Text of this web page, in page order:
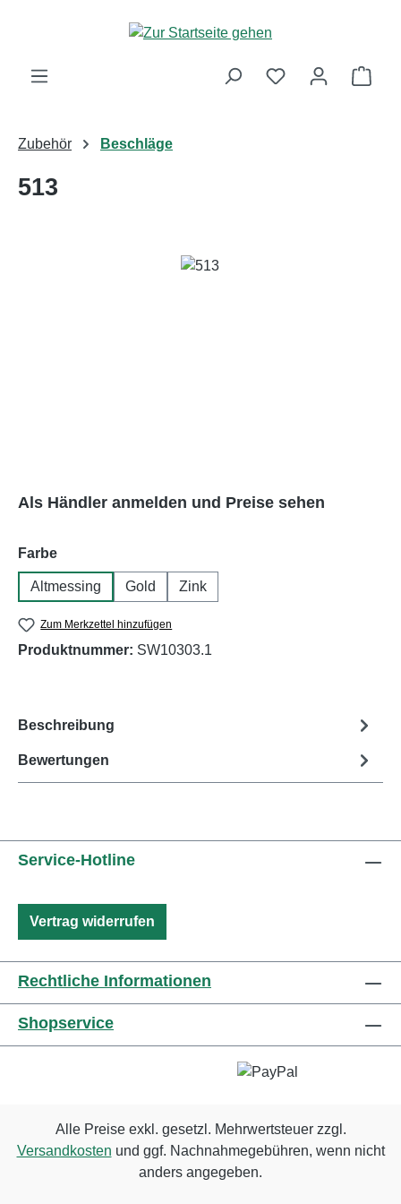
Zum Hauptinhalt springen
Zubehör Beschläge
513
Bildergalerie überspringen
Als Händler anmelden und Preise sehen
Farbeauswählen
Altmessing Gold Zink
Zum Merkzettel hinzufügen
Produktnummer: SW10303.1
Beschreibung
Bewertungen
Service-Hotline
Vertrag widerrufen
Rechtliche Informationen
Shopservice
Alle Preise exkl. gesetzl. Mehrwertsteuer zzgl.
Versandkosten und ggf. Nachnahmegebühren, wenn nicht
anders angegeben.